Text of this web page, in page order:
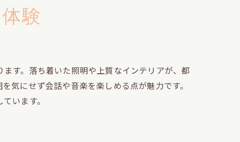
し方
載
理由
験
す。落ち着いた照明や上質なインテリアが、都
気にせず会話や音楽を楽しめる点が魅力です。
います。